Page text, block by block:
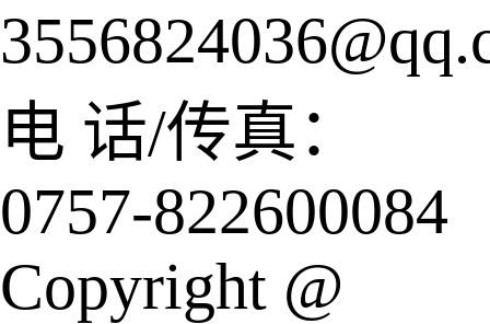
电 话/传真：
0757-822600084
Copyright @